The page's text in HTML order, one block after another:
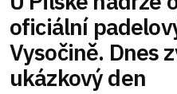
oficiální
Vysočině. Dnes
ukázkový den